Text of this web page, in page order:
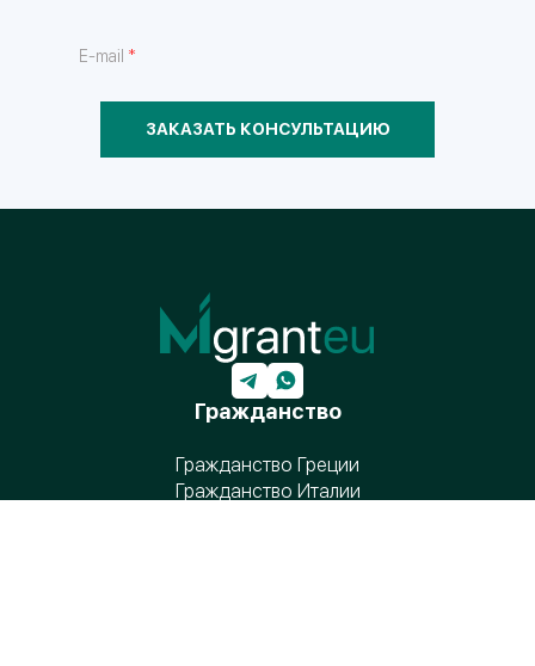
E-mail *
ЗАКАЗАТЬ КОНСУЛЬТАЦИЮ
Гражданство
Гражданство Греции
Гражданство Италии